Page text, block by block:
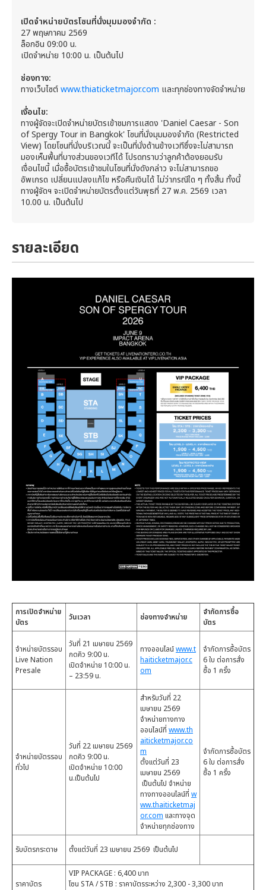
เปิดจำหน่ายบัตรโซนที่นั่งมุมมองจำกัด :
27 พฤษภาคม 2569
ล็อกอิน​ 09:00 น.
เปิดจำหน่าย 10:00 น. เป็นต้นไป
ช่องทาง:
ทางเว็บไซต์www.thiaticketmajor.com และทุกช่องทางจัดจำหน่าย
เงื่อนไข:
ทางผู้จัดจะเปิดจำหน่ายบัตรเข้าชมการแสดง 'Daniel Caesar - Son
of Spergy Tour in Bangkok' โซนที่นั่งมุมมองจำกัด (Restricted
View) โดยโซนที่นั่งบริเวณนี้ จะเป็นที่นั่งด้านข้างเวทีซึ่งจะไม่สามารถ
มองเห็นพื้นที่บางส่วนของเวทีได้ โปรดทราบว่าลูกค้าต้องยอมรับ
เงื่อนไขนี้ เมื่อซื้อบัตรเข้าชมในโซนที่นั่งดังกล่าว จะไม่สามารถขอ
อัพเกรด เปลี่ยนแปลงแก้ไข หรือคืนเงินได้ ไม่ว่ากรณีใด ๆ ทั้งสิ้น ทั้งนี้
ทางผู้จัดฯ จะเปิดจำหน่ายบัตรตั้งแต่วันพุธที่ 27 พ.ค. 2569 เวลา
10.00 น. เป็นต้นไป
รายละเอียด
การเปิดจำหน่าย
บัตร
วันเวลา ช่องทางจำหน่าย
จำกัดการซื้อ
บัตร
จำหน่ายบัตรรอบ
Live Nation
Presale
วันที่ 21 เมษายน 2569
กดคิว 9:00 น.
เปิดจำหน่าย 10:00 น.
– 23:59 น.
ทางออนไลน์www.t
haiticketmajor.c
om
จำกัดการซื้อบัตร
6 ใบ ต่อการสั่ง
ซื้อ 1 ครั้ง
จำหน่ายบัตรรอบ
ทั่วไป
วันที่ 22 เมษายน 2569
กดคิว 9:00 น.
เปิดจำหน่าย 10:00
น.เป็นต้นไป
สำหรับวันที่ 22
เมษายน 2569
จำหน่ายทางทาง
ออนไลน์ที่ www.th
aiticketmajor.co
m
ตั้งแต่วันที่ 23
เมษายน 2569
เป็นต้นไป จำหน่าย
ทางทางออนไลน์ที่ w
ww.thaiticketmaj
or.com และทางจุด
จำหน่ายทุกช่องทาง
จำกัดการซื้อบัตร
6 ใบ ต่อการสั่ง
ซื้อ 1 ครั้ง
รับบัตรกระดาษ ตั้งแต่วันที่ 23 เมษายน 2569 เป็นต้นไป
ราคาบัตร
VIP PACKAGE : 6,400 บาท
โซน STA / STB : ราคาบัตรระหว่าง 2,300 - 3,300 บาท